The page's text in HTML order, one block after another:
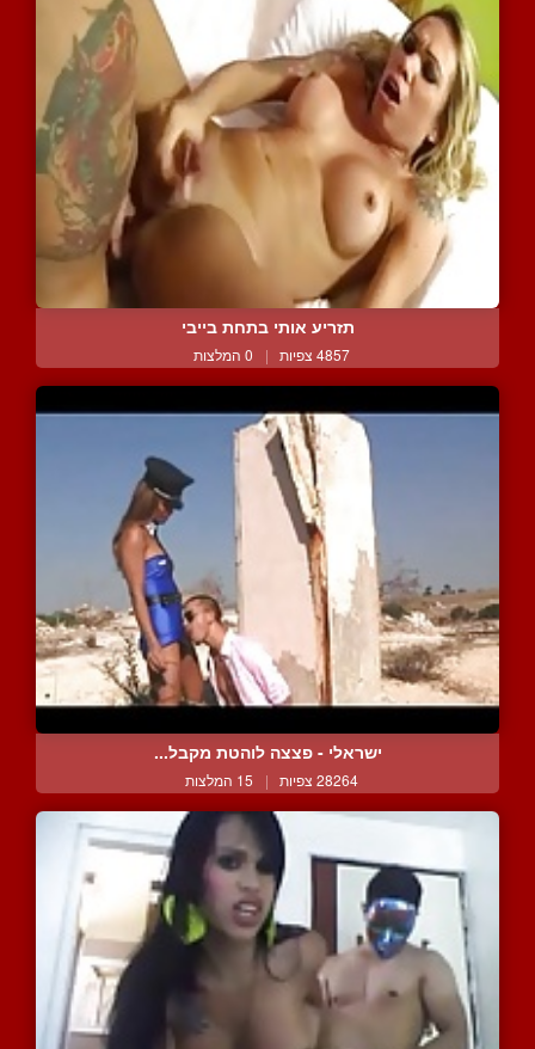
תזריע אותי בתחת בייבי
4857 צפיות | 0 המלצות
ישראלי - פצצה לוהטת מקבל...
28264 צפיות | 15 המלצות